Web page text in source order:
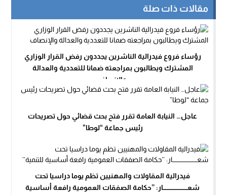
مقالات ذات صلة
رؤساء فروع فيدرالية الناشرين يجددون رفض القرار الوزاري
المشترك ويطالبون بمراجعته ضمانا للتعددية والعدالة
والإنصاف
عاجل… النيابة العامة تقرر فتح بحث قضائي حول تصريحات
رئيس جماعة “لوطا”
فيدرالية المقاولات والمهنيين تظم يوما دراسيا تحت
شعــــــــــــــــــــــــار: ’’حكامة الصفقات العمومية رافعة أساسية